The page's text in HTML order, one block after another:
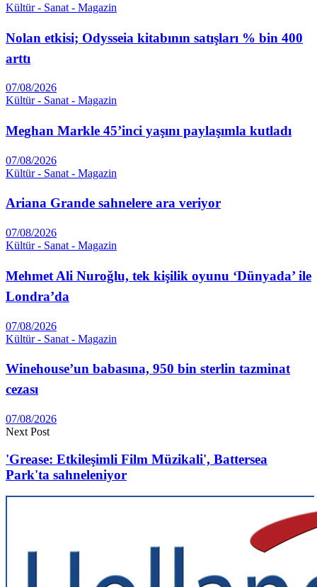
Kültür - Sanat - Magazin
Nolan etkisi; Odysseia kitabının satışları % bin 400
arttı
07/08/2026
Kültür - Sanat - Magazin
Meghan Markle 45’inci yaşını paylaşımla kutladı
07/08/2026
Kültür - Sanat - Magazin
Ariana Grande sahnelere ara veriyor
07/08/2026
Kültür - Sanat - Magazin
Mehmet Ali Nuroğlu, tek kişilik oyunu ‘Dünyada’ ile
Londra’da
07/08/2026
Kültür - Sanat - Magazin
Winehouse’un babasına, 950 bin sterlin tazminat
cezası
07/08/2026
Next Post
'Grease: Etkileşimli Film Müzikali', Battersea
Park'ta sahneleniyor